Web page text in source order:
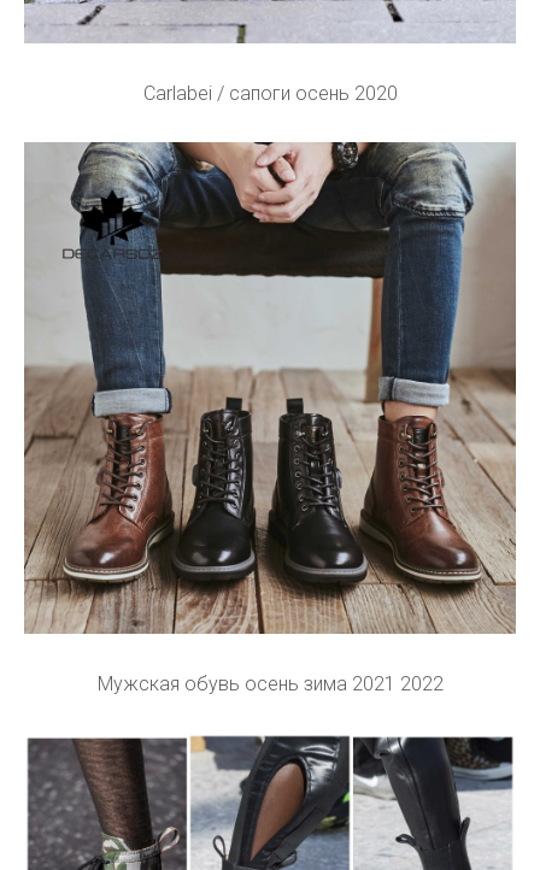
Carlabei / сапоги осень 2020
Мужская обувь осень зима 2021 2022